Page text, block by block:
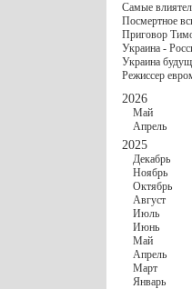
шестилетнего
16 Ноября
13 Ноября
10 Ноября
10 Ноября
особом статусе
03 Ноября
Самые
Посмертное
Приговор
Украина -
Украина
Режиссер
2026
Май
Апрель
2025
Декабрь
Ноябрь
Октябрь
Август
Июль
Июнь
Май
Апрель
Март
Январь